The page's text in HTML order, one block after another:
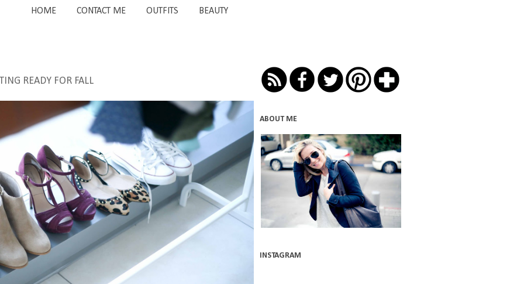
HOME CONTACT ME OUTFITS BEAUTY
READY FOR FALL
ABOUT ME
INSTAGRAM